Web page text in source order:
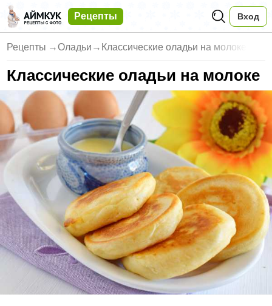
Рецепты Вход
Рецепты →Оладьи → Классические оладьи на молоке
Классические оладьи на молоке